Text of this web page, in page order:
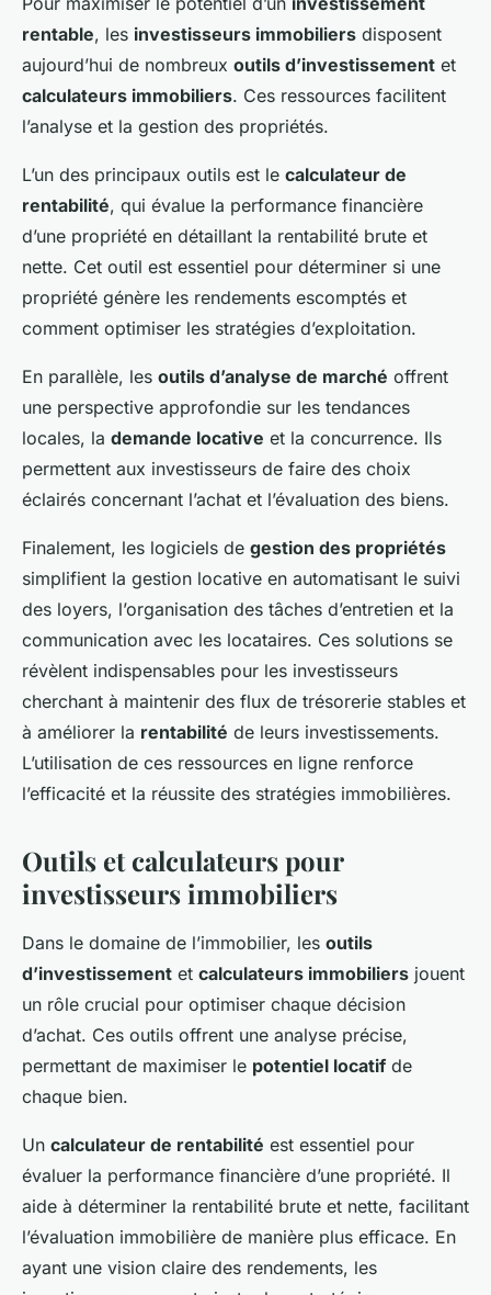
rentable, les investisseurs immobiliers disposent
aujourd’hui de nombreux outils d’investissement et
calculateurs immobiliers. Ces ressources facilitent
l’analyse et la gestion des propriétés.
L’un des principaux outils est le calculateur de
rentabilité, qui évalue la performance financière
d’une propriété en détaillant la rentabilité brute et
nette. Cet outil est essentiel pour déterminer si une
propriété génère les rendements escomptés et
comment optimiser les stratégies d’exploitation.
En parallèle, les outils d’analyse de marché offrent
une perspective approfondie sur les tendances
locales, la demande locative et la concurrence. Ils
permettent aux investisseurs de faire des choix
éclairés concernant l’achat et l’évaluation des biens.
Finalement, les logiciels de gestion des propriétés
simplifient la gestion locative en automatisant le suivi
des loyers, l’organisation des tâches d’entretien et la
communication avec les locataires. Ces solutions se
révèlent indispensables pour les investisseurs
cherchant à maintenir des flux de trésorerie stables et
à améliorer la rentabilité de leurs investissements.
L’utilisation de ces ressources en ligne renforce
l’efficacité et la réussite des stratégies immobilières.
Outils et calculateurs pour
investisseurs immobiliers
Dans le domaine de l’immobilier, les outils
d’investissement et calculateurs immobiliers jouent
un rôle crucial pour optimiser chaque décision
d’achat. Ces outils offrent une analyse précise,
permettant de maximiser le potentiel locatif de
chaque bien.
Un calculateur de rentabilité est essentiel pour
évaluer la performance financière d’une propriété. Il
aide à déterminer la rentabilité brute et nette, facilitant
l’évaluation immobilière de manière plus efficace. En
ayant une vision claire des rendements, les